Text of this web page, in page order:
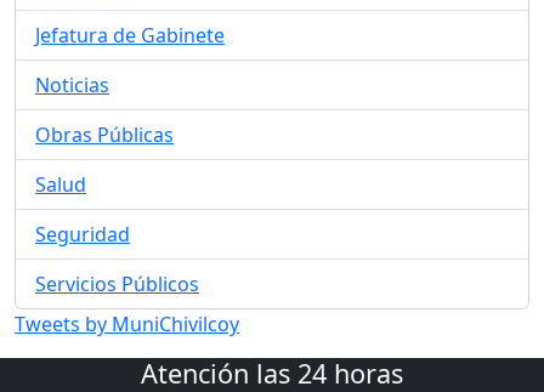
Jefatura de Gabinete
Noticias
Obras Públicas
Salud
Seguridad
Servicios Públicos
Tweets by MuniChivilcoy
Atención las 24 horas